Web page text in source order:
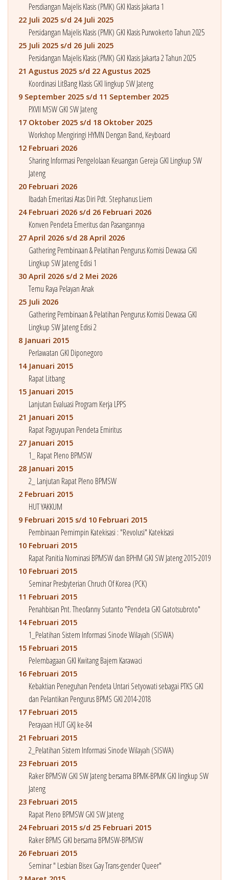
Persdiangan Majelis Klasis (PMK) GKI Klasis Jakarta 1
22 Juli 2025 s/d 24 Juli 2025
Persidangan Majelis Klasis (PMK) GKI Klasis Purwokerto Tahun 2025
25 Juli 2025 s/d 26 Juli 2025
Persidangan Majelis Klasis (PMK) GKI Klasis Jakarta 2 Tahun 2025
21 Agustus 2025 s/d 22 Agustus 2025
Koordinasi LitBang Klasis GKI lingkup SW Jateng
9 September 2025 s/d 11 September 2025
PXVII MSW GKI SW Jateng
17 Oktober 2025 s/d 18 Oktober 2025
Workshop Mengiringi HYMN Dengan Band, Keyboard
12 Februari 2026
Sharing Informasi Pengelolaan Keuangan Gereja GKI Lingkup SW
Jateng
20 Februari 2026
Ibadah Emeritasi Atas Diri Pdt. Stephanus Liem
24 Februari 2026 s/d 26 Februari 2026
Konven Pendeta Emeritus dan Pasangannya
27 April 2026 s/d 28 April 2026
Gathering Pembinaan & Pelatihan Pengurus Komisi Dewasa GKI
Lingkup SW Jateng Edisi 1
30 April 2026 s/d 2 Mei 2026
Temu Raya Pelayan Anak
25 Juli 2026
Gathering Pembinaan & Pelatihan Pengurus Komisi Dewasa GKI
Lingkup SW Jateng Edisi 2
8 Januari 2015
Perlawatan GKI Diponegoro
14 Januari 2015
Rapat Litbang
15 Januari 2015
Lanjutan Evaluasi Program Kerja LPPS
21 Januari 2015
Rapat Paguyupan Pendeta Emiritus
27 Januari 2015
1_ Rapat Pleno BPMSW
28 Januari 2015
2_ Lanjutan Rapat Pleno BPMSW
2 Februari 2015
HUT YAKKUM
9 Februari 2015 s/d 10 Februari 2015
Pembinaan Pemimpin Katekisasi : "Revolusi" Katekisasi
10 Februari 2015
Rapat Panitia Nominasi BPMSW dan BPHM GKI SW Jateng 2015-2019
10 Februari 2015
Seminar Presbyterian Chruch Of Korea (PCK)
11 Februari 2015
Penahbisan Pnt. Theofanny Sutanto "Pendeta GKI Gatotsubroto"
14 Februari 2015
1_Pelatihan Sistem Informasi Sinode Wilayah (SISWA)
15 Februari 2015
Pelembagaan GKI Kwitang Bajem Karawaci
16 Februari 2015
Kebaktian Peneguhan Pendeta Untari Setyowati sebagai PTKS GKI
dan Pelantikan Pengurus BPMS GKI 2014-2018
17 Februari 2015
Perayaan HUT GKJ ke-84
21 Februari 2015
2_Pelatihan Sistem Informasi Sinode Wilayah (SISWA)
23 Februari 2015
Raker BPMSW GKI SW Jateng bersama BPMK-BPMK GKI lingkup SW
Jateng
23 Februari 2015
Rapat Pleno BPMSW GKI SW Jateng
24 Februari 2015 s/d 25 Februari 2015
Raker BPMS GKI bersama BPMSW-BPMSW
26 Februari 2015
Seminar " Lesbian Bisex Gay Trans-gender Queer"